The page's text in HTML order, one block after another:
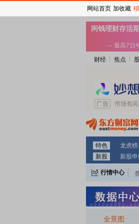
财经 焦点
特色 龙虎
新股
新股申
行情中心
全景图
网站首页 加收藏